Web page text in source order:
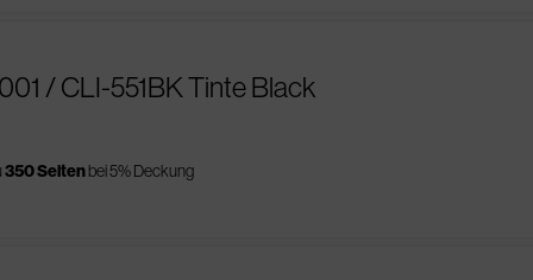
/ CLI-551BK Tinte Black
350 Seitenbei 5% Deckung